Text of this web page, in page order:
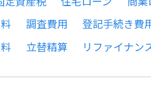
調査費用 登記手続き費
立替精算 リファイナン